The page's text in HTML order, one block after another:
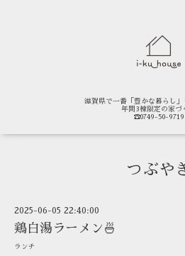
滋賀県で一番「豊かな暮らし
年間3棟限定の家づ
☎0749-50-9719
つぶや
2025-06-05 22:40:00
鶏白湯ラーメン🍜
ランチ